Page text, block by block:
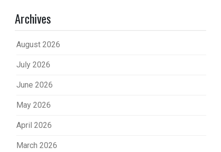
Archives
August 2026
July 2026
June 2026
May 2026
April 2026
March 2026